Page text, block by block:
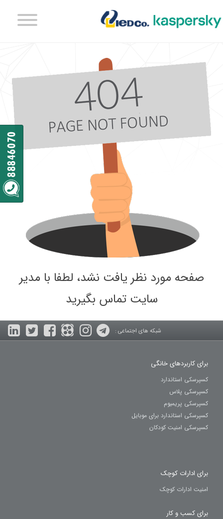
صفحه مورد نظر یافت نشد، لطفا با مدیر
سایت تماس بگیرید
شبکه های اجتماعی :
برای کاربردهای خانگی
کسپرسکی استاندارد
کسپرسکی پلاس
کسپرسکی پریمیوم
کسپرسکی استاندارد برای موبایل
کسپرسکی امنیت کودکان
برای ادارات کوچک
امنیت ادارات کوچک
برای کسب و کار